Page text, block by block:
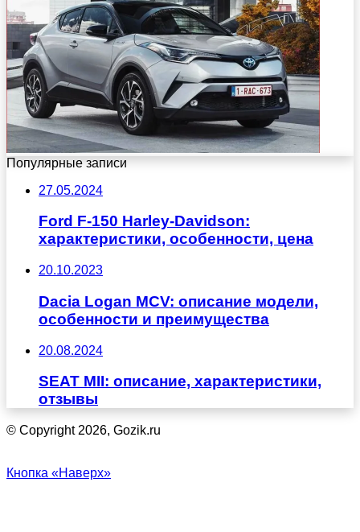
Популярные записи
27.05.2024
Ford F-150 Harley-Davidson:
характеристики, особенности, цена
20.10.2023
Dacia Logan MCV: описание модели,
особенности и преимущества
20.08.2024
SEAT MII: описание, характеристики,
отзывы
© Copyright 2026, Gozik.ru
Кнопка «Наверх»